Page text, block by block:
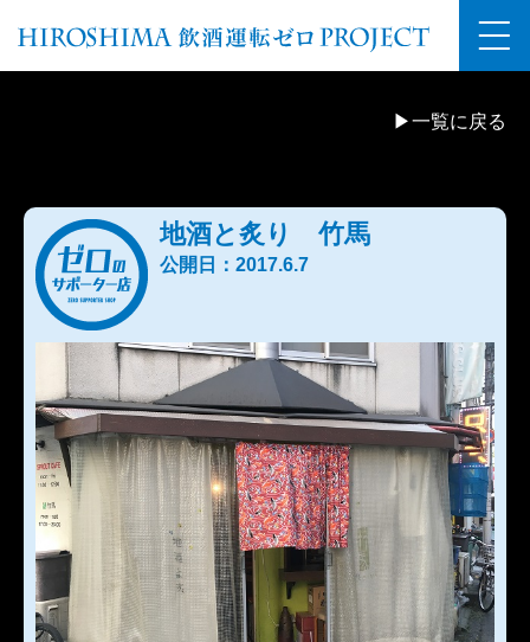
▶一覧に戻る
地酒と炙り 竹馬
公開日：2017.6.7